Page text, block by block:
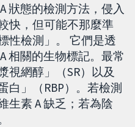
狀態的檢測方法，侵入
快，但可能不那麼準
性檢測」。 它們是透
相關的生物標記。最常
視網醇」（SR）以及
白」（RBP）。若檢測
生素 A 缺乏；若為陰